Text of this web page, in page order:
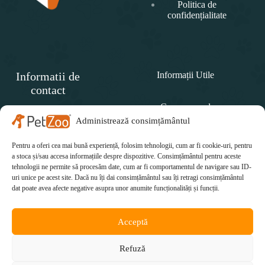
Administrează consimțământul
Pentru a oferi cea mai bună experiență, folosim tehnologii, cum ar fi cookie-uri, pentru
a stoca și/sau accesa informațiile despre dispozitive. Consimțământul pentru aceste
tehnologii ne permite să procesăm date, cum ar fi comportamentul de navigare sau ID-
uri unice pe acest site. Dacă nu îți dai consimțământul sau îți retragi consimțământul
dat poate avea afecte negative asupra unor anumite funcționalități și funcții.
Acceptă
Refuză
Politica de
confidențialitate
Informatii de
contact
PET
Telefon:
0771 415 812
Email:
Informații Utile
Cum comand
Politica de retur
Cum plătesc
Cum se livrează